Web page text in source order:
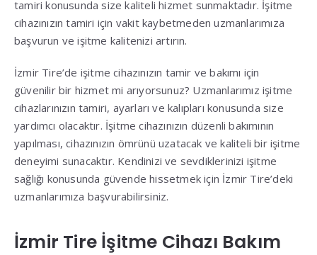
tamiri konusunda size kaliteli hizmet sunmaktadır. İşitme
cihazınızın tamiri için vakit kaybetmeden uzmanlarımıza
başvurun ve işitme kalitenizi artırın.
İzmir Tire’de işitme cihazınızın tamir ve bakımı için
güvenilir bir hizmet mi arıyorsunuz? Uzmanlarımız işitme
cihazlarınızın tamiri, ayarları ve kalıpları konusunda size
yardımcı olacaktır. İşitme cihazınızın düzenli bakımının
yapılması, cihazınızın ömrünü uzatacak ve kaliteli bir işitme
deneyimi sunacaktır. Kendinizi ve sevdiklerinizi işitme
sağlığı konusunda güvende hissetmek için İzmir Tire’deki
uzmanlarımıza başvurabilirsiniz.
İzmir Tire İşitme Cihazı Bakım